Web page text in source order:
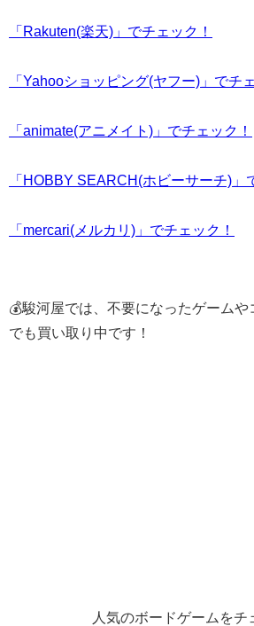
「Rakuten(楽天)」でチェック！
「Yahooショッピング(ヤフー)」でチ
「animate(アニメイト)」でチェック！
「HOBBY SEARCH(ホビーサーチ)」
「mercari(メルカリ)」でチェック！
💰駿河屋では、不要になったゲームや
でも買い取り中です！
人気のボードゲームをチ